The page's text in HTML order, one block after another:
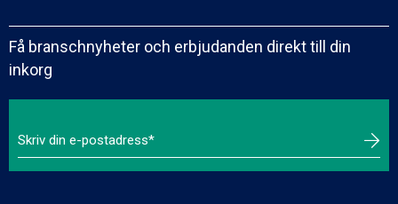
Få branschnyheter och erbjudanden direkt till din
inkorg